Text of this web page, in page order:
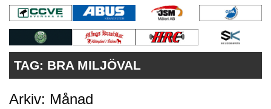
KONTAKT
VÅRA ANDRA MAGASIN
PRENUMERERA
ANNONSERA
TAG: BRA MILJÖVAL
Arkiv: Månad